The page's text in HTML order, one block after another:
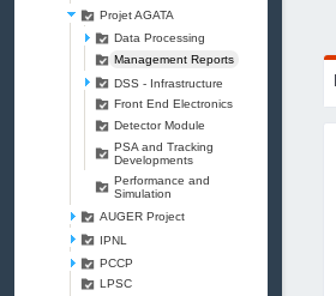
Projet AGATA
Data Processing
Management Reports
DSS - Infrastructure
Front End Electronics
Detector Module
PSA and Tracking
Developments
Performance and
Simulation
AUGER Project
IPNL
PCCP
LPSC